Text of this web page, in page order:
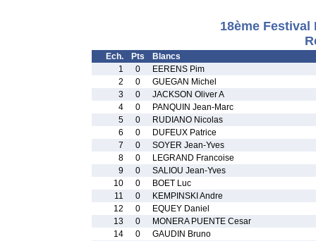
18ème Festival
Ech. Pts
Blancs
1
0
EERENS Pim
2
0
GUEGAN Michel
3
0
JACKSON Oliver A
4
0
PANQUIN Jean-Marc
5
0
RUDIANO Nicolas
6
0
DUFEUX Patrice
7
0
SOYER Jean-Yves
8
0
LEGRAND Francoise
9
0
SALIOU Jean-Yves
10
0
BOET Luc
11
0
KEMPINSKI Andre
12
0
EQUEY Daniel
13
0
MONERA PUENTE Cesar
14
0
GAUDIN Bruno